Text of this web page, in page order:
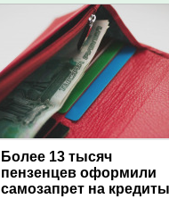
Более 13 тысяч
пензенцев оформили
самозапрет на кредиты